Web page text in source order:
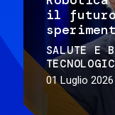
il futuro
SALUTE E
01 Luglio 2026